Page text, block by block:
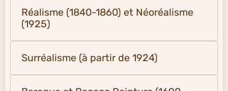
Réalisme (1840-1860) et Néoréalisme
(1925)
Surréalisme (à partir de 1924)